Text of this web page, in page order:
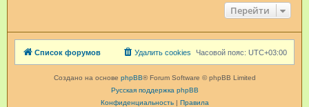
Перейти
Список форумов Часовой пояс: UTC+03:00
Удалить cookies
Создано на основе phpBB® Forum Software © phpBB Limited
Русская поддержка phpBB
Конфиденциальность| Правила